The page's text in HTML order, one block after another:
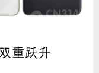
重跃升